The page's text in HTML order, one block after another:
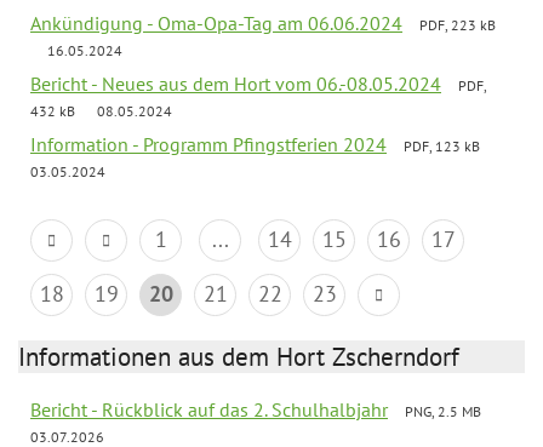
Ankündigung - Oma-Opa-Tag am 06.06.2024
PDF, 223 kB
16.05.2024
Bericht - Neues aus dem Hort vom 06.-08.05.2024
PDF,
432 kB
08.05.2024
Information - Programm Pfingstferien 2024
PDF, 123 kB
03.05.2024
1 ... 14 15 16
17
18
19 20 21 22 23
Informationen aus dem Hort Zscherndorf
Bericht - Rückblick auf das 2. Schulhalbjahr
PNG, 2.5 MB
03.07.2026